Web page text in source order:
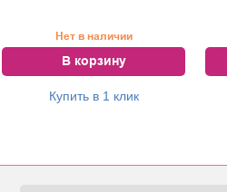
Нет в наличии
В корзину
Купить в 1 клик